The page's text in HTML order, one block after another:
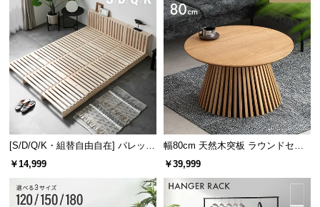
[S/D/Q/K・組替自由自在] パレット
ベッド 8/12/16枚セット
￥14,999
幅80cm 天然木突板 ラウンドセン
ターテーブル 美しい格子デザイン
￥39,999